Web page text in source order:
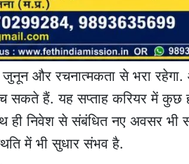
और रचनात्मकता से भरा
सकते हैं. यह सप्ताह करियर में
निवेश से संबंधित नए अवसर
में भी सुधार संभव है.